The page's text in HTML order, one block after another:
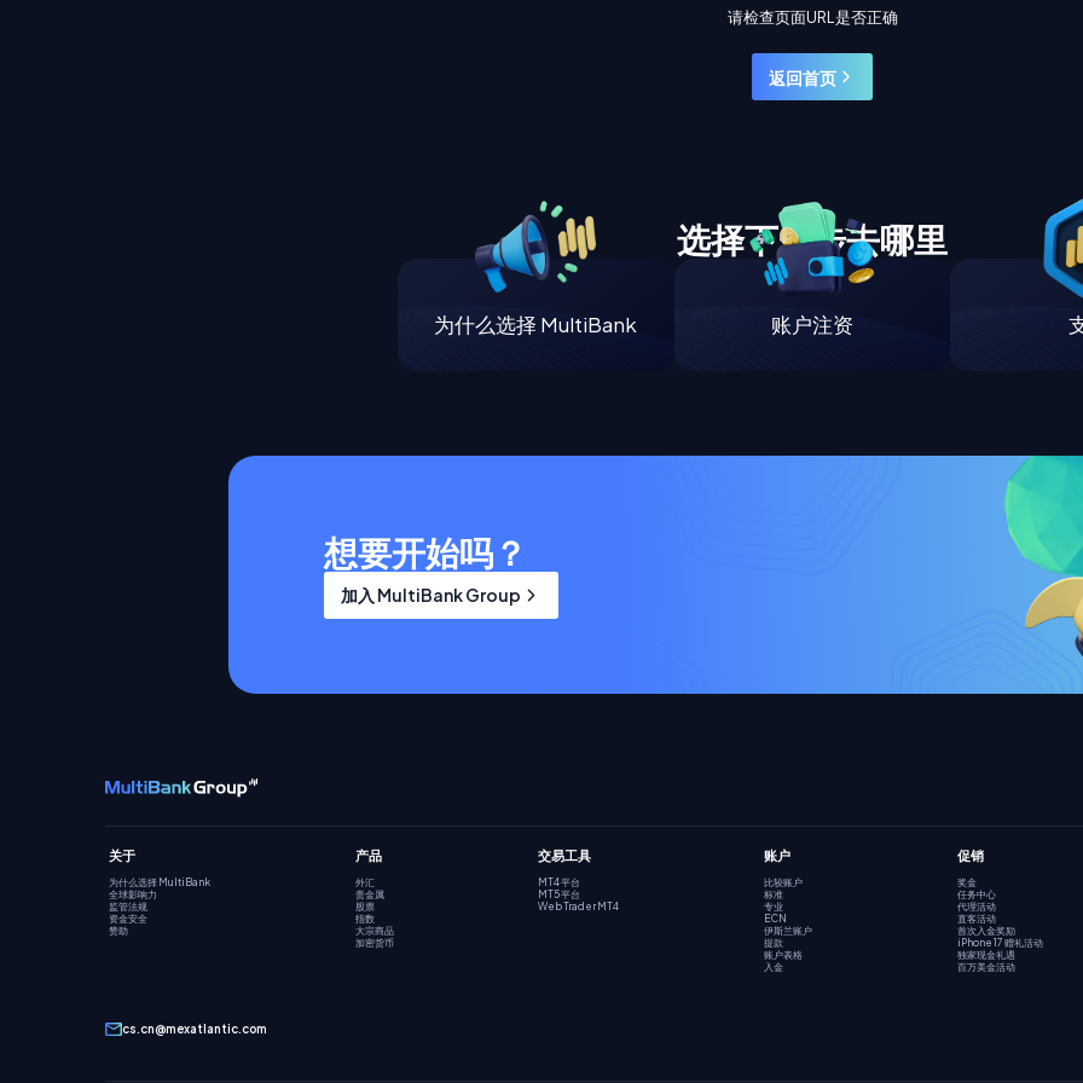
请检查页面URL是否正确
返回首页
选择下一步去哪里
为什么选择 MultiBank 账户注资
想要开始吗？
加入 MultiBank Group
关于
为什么选择 MultiBank
全球影响力
监管法规
资金安全
赞助
产品
外汇
贵金属
股票
指数
大宗商品
加密货币
交易工具
MT4 平台
MT5 平台
Web Trader MT4
账户
比较账户
标准
专业
ECN
伊斯兰账户
提款
账户表格
入金
促销
奖金
任务中心
代理活动
直客活动
首次入金奖励
iPhone 17 赠礼活动
独家现金礼遇
百万美金活动
cs.cn@mexatlantic.com